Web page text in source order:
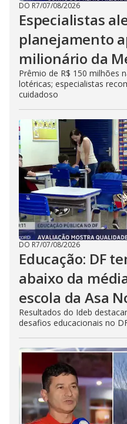
DO R7/07/08/2026
Especialistas
planejamento
milionário da
Prêmio de R$ 150 milhões
lotéricas; especialistas
cuidadoso
DO R7/07/08/2026
Educação: DF
abaixo da
escola da Asa
Resultados do Ideb
desafios educacionais no